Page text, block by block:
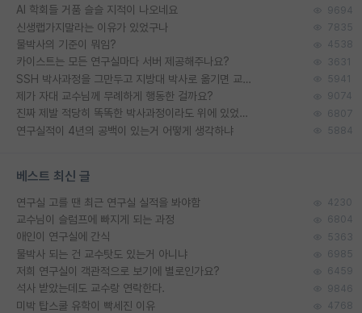
AI 학회들 거품 슬슬 지적이 나오네요 9694
신생랩가지말라는 이유가 있었구나 7835
물박사의 기준이 뭐임? 4538
카이스트는 모든 연구실마다 서버 제공해주나요? 3631
SSH 박사과정을 그만두고 지방대 박사로 옮기면 교수의 꿈은 끝일까요? 5941
제가 자대 교수님께 무례하게 행동한 걸까요? 9074
진짜 제발 적당히 똑똑한 박사과정이라도 위에 있었으면.. 6807
연구실적이 4년의 공백이 있는거 어떻게 생각하냐 5884
베스트 최신 글
연구실 고를 땐 최근 연구실 실적을 봐야함 4230
교수님이 슬럼프에 빠지게 되는 과정 6804
애인이 연구실에 간식 5363
물박사 되는 건 교수탓도 있는거 아니냐 6985
저희 연구실이 객관적으로 보기에 별로인가요? 6459
석사 받았는데도 교수랑 연락한다. 9846
미박 탑스쿨 유학이 빡세진 이유 4768